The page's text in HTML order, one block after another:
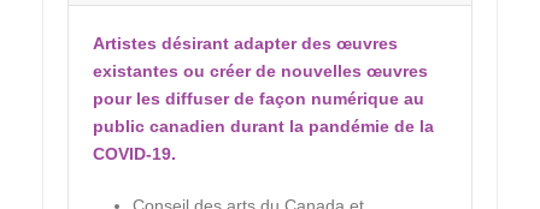
Artistes désirant adapter des œuvres
existantes ou créer de nouvelles œuvres
pour les diffuser de façon numérique au
public canadien durant la pandémie de la
COVID-19.